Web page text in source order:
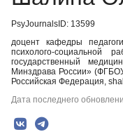
PsyJournalsID: 13599
доцент кафедры
психолого-
государственный
Минздрава России»
Российская Федерация,
Дата последнего